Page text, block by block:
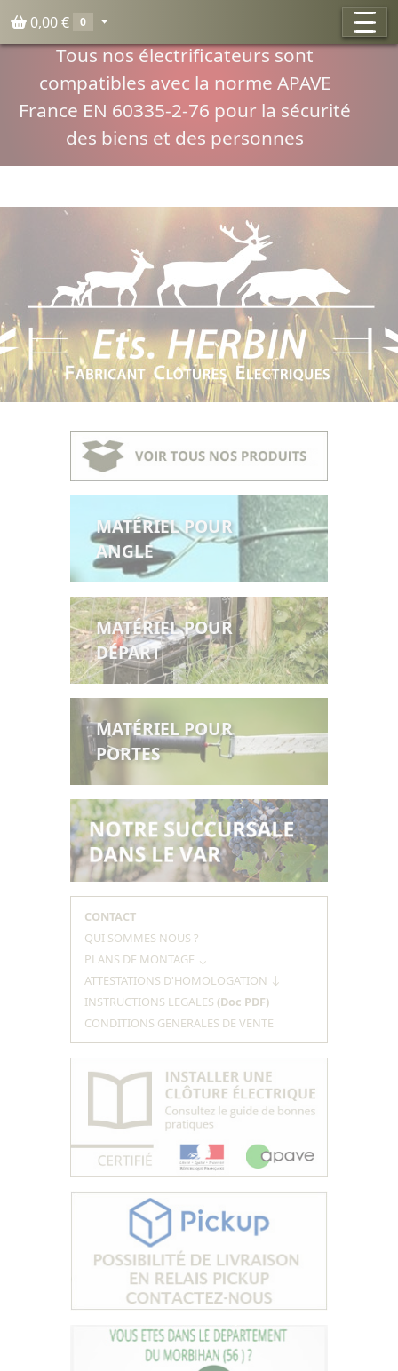
Panneau de gestion des cookies
Compatibilité normes APAVE
Tous nos électrificateurs sont
compatibles avec la norme APAVE
France EN 60335-2-76 pour la sécurité
des biens et des personnes
0,00 € 0
MATÉRIEL POUR
ANGLE
MATÉRIEL POUR
DÉPART
MATÉRIEL POUR
PORTES
CONTACT
QUI SOMMES NOUS ?
PLANS DE MONTAGE
ATTESTATIONS D'HOMOLOGATION
INSTRUCTIONS LEGALES (Doc PDF)
CONDITIONS GENERALES DE VENTE